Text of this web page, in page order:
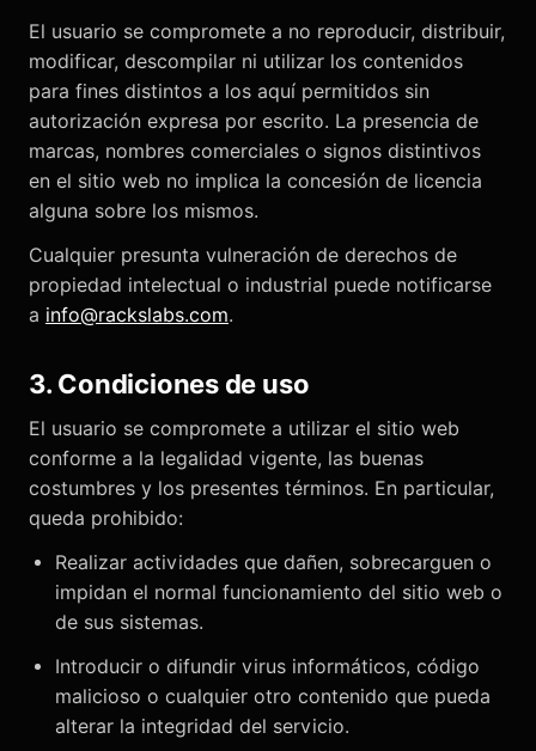
El usuario se compromete a no reproducir, distribuir,
modificar, descompilar ni utilizar los contenidos
para fines distintos a los aquí permitidos sin
autorización expresa por escrito. La presencia de
marcas, nombres comerciales o signos distintivos
en el sitio web no implica la concesión de licencia
alguna sobre los mismos.
Cualquier presunta vulneración de derechos de
propiedad intelectual o industrial puede notificarse
a info@rackslabs.com.
3. Condiciones de uso
El usuario se compromete a utilizar el sitio web
conforme a la legalidad vigente, las buenas
costumbres y los presentes términos. En particular,
queda prohibido:
Realizar actividades que dañen, sobrecarguen o
impidan el normal funcionamiento del sitio web o
de sus sistemas.
Introducir o difundir virus informáticos, código
malicioso o cualquier otro contenido que pueda
alterar la integridad del servicio.